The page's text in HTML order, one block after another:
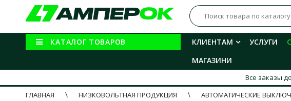
КАТАЛОГ ТОВАРОВ КЛИЕНТАМ УСЛУГИ
МАГАЗИНИ
Все заказы
ГЛАВНАЯ
НИЗКОВОЛЬТНАЯ ПРОДУКЦИЯ АВТОМАТИЧЕСКИЕ